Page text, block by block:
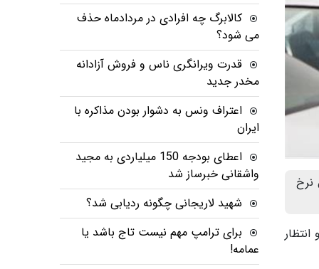
نرخ
و انتظار
کالابرگ چه افرادی در مردادماه حذف
می شود؟
قدرت ویرانگری ناس و فروش آزادانه
مخدر جدید
اعتراف ونس به دشوار بودن مذاکره با
ایران
اعطای بودجه 150 میلیاردی به مجید
واشقانی خبرساز شد
شهید لاریجانی چگونه ردیابی شد؟
برای ترامپ مهم نیست تاج باشد یا
عمامه!